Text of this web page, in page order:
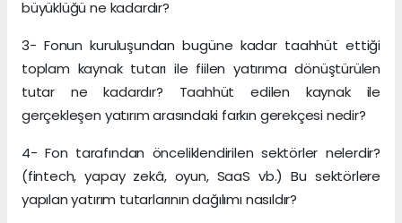
büyüklüğü ne kadardır?
3- Fonun kuruluşundan bugüne kadar taahhüt ettiği
toplam kaynak tutarı ile fiilen yatırıma dönüştürülen
tutar ne kadardır? Taahhüt edilen kaynak ile
gerçekleşen yatırım arasındaki farkın gerekçesi nedir?
4- Fon tarafından önceliklendirilen sektörler nelerdir?
(fintech, yapay zekâ, oyun, SaaS vb.) Bu sektörlere
yapılan yatırım tutarlarının dağılımı nasıldır?